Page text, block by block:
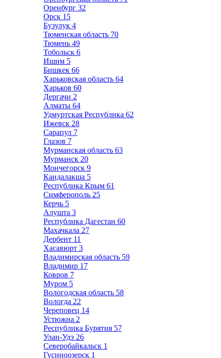
Оренбург 32
Орск 15
Бузулук 4
Тюменская область 70
Тюмень 49
Тобольск 6
Ишим 5
Бишкек 66
Харьковская область 64
Харьков 60
Дергачи 2
Алматы 64
Удмуртская Республика 62
Ижевск 28
Сарапул 7
Глазов 7
Мурманская область 63
Мурманск 20
Мончегорск 9
Кандалакша 5
Республика Крым 61
Симферополь 25
Керчь 5
Алушта 3
Республика Дагестан 60
Махачкала 27
Дербент 11
Хасавюрт 3
Владимирская область 59
Владимир 17
Ковров 7
Муром 5
Вологодская область 58
Вологда 22
Череповец 14
Устюжна 2
Республика Бурятия 57
Улан-Удэ 26
Северобайкальск 1
Гусиноозерск 1